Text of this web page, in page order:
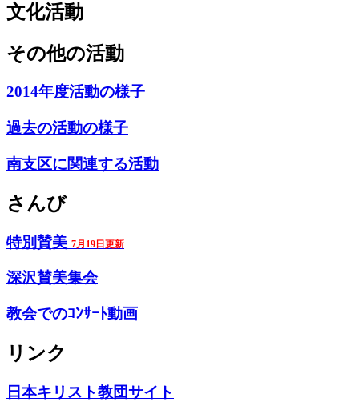
文化活動
その他の活動
2014年度活動の様子
過去の活動の様子
南支区に関連する活動
さんび
特別賛美 7月19日更新
深沢賛美集会
教会でのｺﾝｻｰﾄ動画
リンク
日本キリスト教団サイト